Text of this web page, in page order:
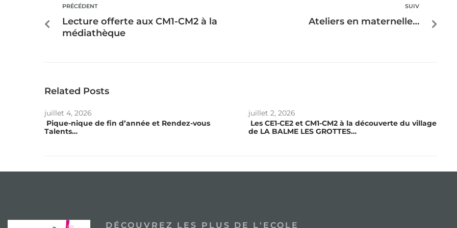
PRÉCÉDENT
Lecture offerte aux CM1-CM2 à la
médiathèque
SUIV
Ateliers en maternelle…
Related Posts
juillet 4, 2026
Pique-nique de fin d’année et Rendez-vous
Talents…
juillet 2, 2026
Les CE1-CE2 et CM1-CM2 à la découverte du village
de LA BALME LES GROTTES…
DÉCOUVREZ LES PLUS DE L'ECOLE